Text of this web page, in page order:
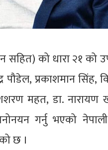
को धारा २१ को
पौडेल, प्रकाशमान सिंह,
महत, डा. नारायण
गर्नु भएको
छ ।